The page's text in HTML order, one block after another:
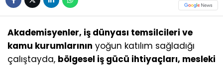
Akademisyenler, iş dünyası temsilcileri ve
kamu kurumlarının yoğun katılım sağladığı
çalıştayda, bölgesel iş gücü ihtiyaçları, mesleki